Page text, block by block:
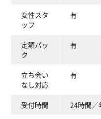
女性スタ
ッフ
有
定額パッ
ク
有
立ち会い
なし対応
有
受付時間 24時間／